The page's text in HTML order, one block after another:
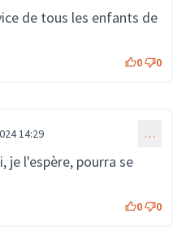
de tous les enfants de
0 0
14:29 …
je l'espère, pourra se
0 0